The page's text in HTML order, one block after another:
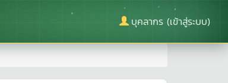
บุคลากร (เข้าสู่ระบบ)